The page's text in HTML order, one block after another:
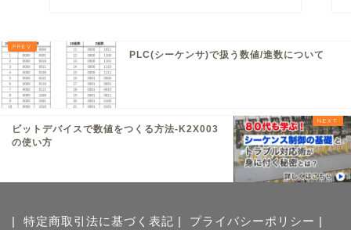
PLC(シーケンサ)で扱う数値/進数について
ビットデバイスで数値をつくる方法-K2X003
の使い方
| 特定商取引法に基づく表記 | プライバシーポリシー |